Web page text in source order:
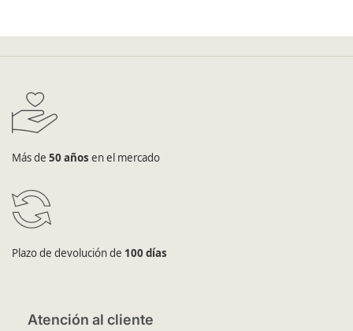
Más de 50 años en el mercado
Plazo de devolución de 100 días
Atención al cliente